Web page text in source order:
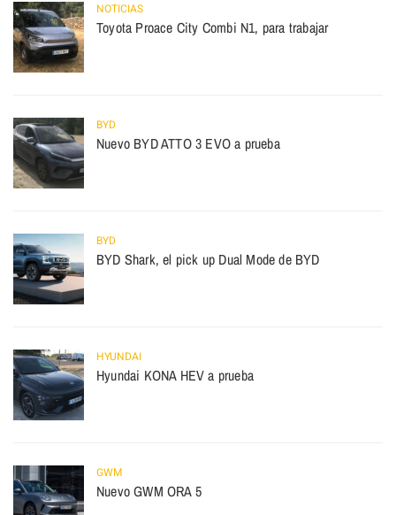
NOTICIAS
Toyota Proace City Combi N1, para trabajar
BYD
Nuevo BYD ATTO 3 EVO a prueba
BYD
BYD Shark, el pick up Dual Mode de BYD
HYUNDAI
Hyundai KONA HEV a prueba
GWM
Nuevo GWM ORA 5